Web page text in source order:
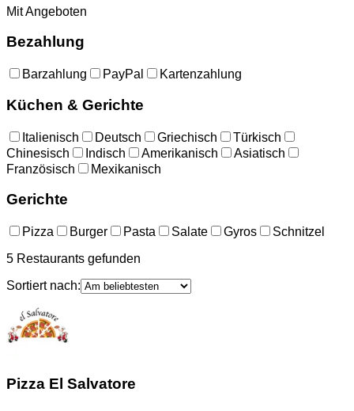
Mit Angeboten
Bezahlung
Barzahlung PayPal Kartenzahlung
Küchen & Gerichte
Italienisch Deutsch Griechisch
Türkisch
Chinesisch
Indisch Amerikanisch
Asiatisch
Französisch
Mexikanisch
Gerichte
Pizza Burger Pasta Salate Gyros
Schnitzel
5 Restaurants gefunden
Sortiert nach:
Pizza El Salvatore